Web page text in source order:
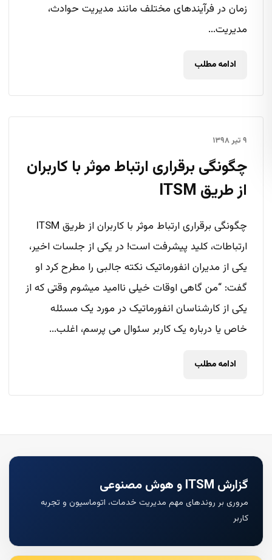
زمان در فرآیندهای مختلف مانند مدیریت حوادث،
مدیریت...
ادامه مطلب
۹ تیر ۱۳۹۸
چگونگی برقراری ارتباط موثر با کاربران
از طریق ITSM
چگونگی برقراری ارتباط موثر با کاربران از طریق ITSM
ارتباطات، کلید پیشرفت است! در یکی از جلسات اخیر،
یکی از مدیران انفورماتیک نکته جالبی را مطرح کرد او
گفت: “من گاهی اوقات خیلی ناامید میشوم وقتی که از
یکی از کارشناسان انفورماتیک در مورد یک مسئله
خاص یا درباره یک کاربر سئوال می پرسم، اغلب...
ادامه مطلب
گزارش ITSM و هوش مصنوعی
مروری بر روندهای مهم مدیریت خدمات، اتوماسیون و تجربه
کاربر